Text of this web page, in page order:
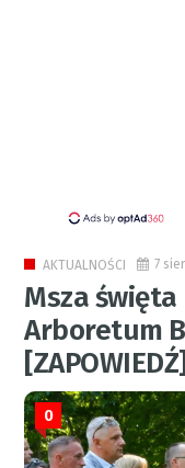
AKTUALNOŚCI 7
Msza
Arboretum
[ZAPOWIEDŹ]
0